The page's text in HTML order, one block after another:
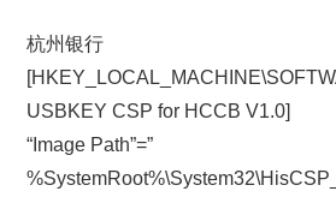
杭州银行
USBKEY CSP for HCCB V1.0]
“Image Path”=”